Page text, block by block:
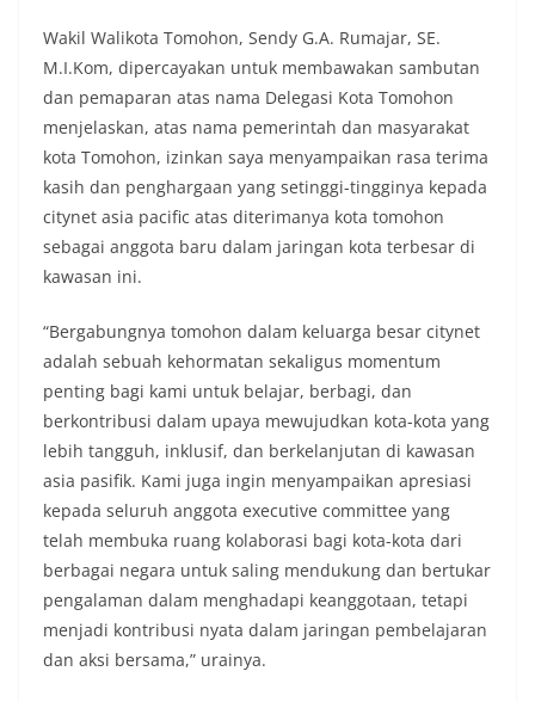
Wakil Walikota Tomohon, Sendy G.A. Rumajar, SE.
M.I.Kom, dipercayakan untuk membawakan sambutan
dan pemaparan atas nama Delegasi Kota Tomohon
menjelaskan, atas nama pemerintah dan masyarakat
kota Tomohon, izinkan saya menyampaikan rasa terima
kasih dan penghargaan yang setinggi-tingginya kepada
citynet asia pacific atas diterimanya kota tomohon
sebagai anggota baru dalam jaringan kota terbesar di
kawasan ini.
“Bergabungnya tomohon dalam keluarga besar citynet
adalah sebuah kehormatan sekaligus momentum
penting bagi kami untuk belajar, berbagi, dan
berkontribusi dalam upaya mewujudkan kota-kota yang
lebih tangguh, inklusif, dan berkelanjutan di kawasan
asia pasifik. Kami juga ingin menyampaikan apresiasi
kepada seluruh anggota executive committee yang
telah membuka ruang kolaborasi bagi kota-kota dari
berbagai negara untuk saling mendukung dan bertukar
pengalaman dalam menghadapi keanggotaan, tetapi
menjadi kontribusi nyata dalam jaringan pembelajaran
dan aksi bersama,” urainya.